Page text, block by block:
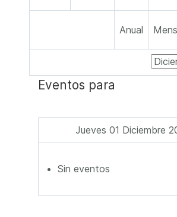
Anual
Eventos para
Jueves 01 Diciembre
Sin eventos